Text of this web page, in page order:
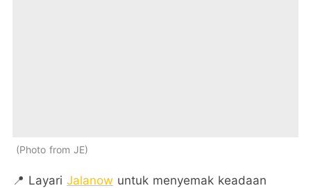
Photo from JE
📍 Layari Jalanow untuk menyemak keadaan